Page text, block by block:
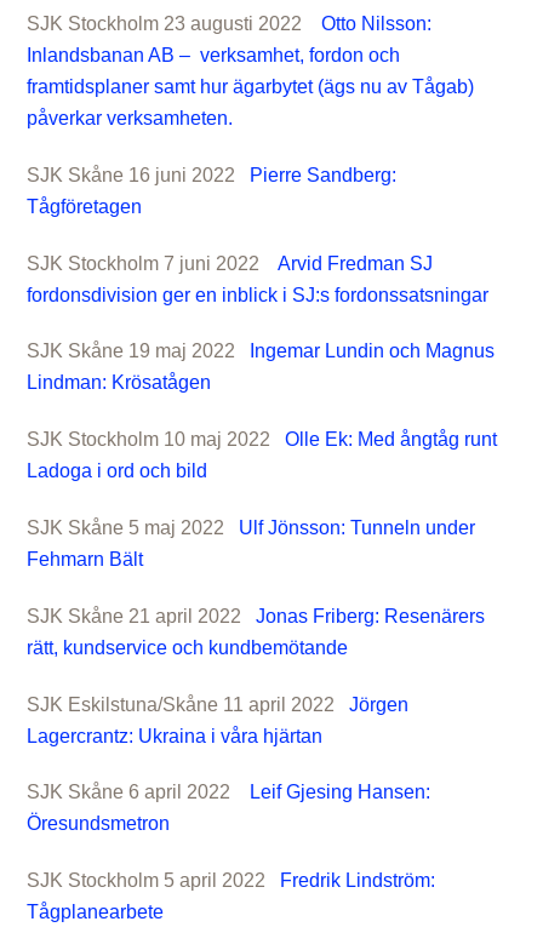
SJK Stockholm 23 augusti 2022Otto Nilsson:
Inlandsbanan AB – verksamhet, fordon och
framtidsplaner samt hur ägarbytet (ägs nu av Tågab)
påverkar verksamheten.
SJK Skåne 16 juni 2022 Pierre Sandberg:
Tågföretagen
SJK Stockholm 7 juni 2022Arvid Fredman SJ
fordonsdivision ger en inblick i SJ:s fordonssatsningar
SJK Skåne 19 maj 2022
Ingemar Lundin och Magnus
Lindman: Krösatågen
SJK Stockholm 10 maj 2022Olle Ek: Med ångtåg runt
Ladoga i ord och bild
SJK Skåne 5 maj 2022 Ulf Jönsson: Tunneln under
Fehmarn Bält
SJK Skåne 21 april 2022Jonas Friberg: Resenärers
rätt, kundservice och kundbemötande
SJK Eskilstuna/Skåne 11 april 2022Jörgen
Lagercrantz: Ukraina i våra hjärtan
SJK Skåne 6 april 2022 Leif Gjesing Hansen:
Öresundsmetron
SJK Stockholm 5 april 2022 Fredrik Lindström:
Tågplanearbete